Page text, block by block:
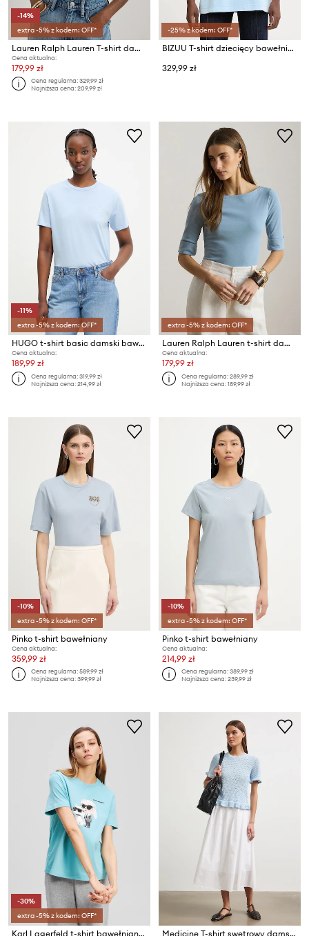
-14%
extra -5% z kodem: OFF*
Lauren Ralph Lauren T-shirt damski bawełniany
Cena aktualna:
179,99 zł
Cena regularna:329,99 zł
Najniższa cena:209,99 zł
-25% z kodem: OFF*
BIZUU T-shirt dziecięcy bawełniany PAPLYS
329,99 zł
-11%
extra -5% z kodem: OFF*
HUGO t-shirt basic damski bawełniany Damacia_7
Cena aktualna:
189,99 zł
Cena regularna:319,99 zł
Najniższa cena:214,99 zł
extra -5% z kodem: OFF*
Lauren Ralph Lauren t-shirt damski z bawełny
Cena aktualna:
179,99 zł
Cena regularna:289,99 zł
Najniższa cena:189,99 zł
-10%
extra -5% z kodem: OFF*
Pinko t-shirt bawełniany
Cena aktualna:
359,99 zł
Cena regularna:589,99 zł
Najniższa cena:399,99 zł
-10%
extra -5% z kodem: OFF*
Pinko t-shirt bawełniany
Cena aktualna:
214,99 zł
Cena regularna:389,99 zł
Najniższa cena:239,99 zł
-30%
extra -5% z kodem: OFF*
Karl Lagerfeld t-shirt bawełniany IKON Medicine T-shirt swetrowy damski bawełniany